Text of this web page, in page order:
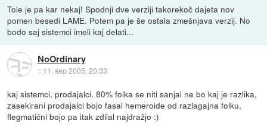
Tole je pa kar nekaj! Spodnji dve verziji takorekoč dajeta nov
pomen besedi LAME. Potem pa je še ostala zmešnjava verzij. No
bodo saj sistemci imeli kaj delati...
NoOrdinary
:: 11. sep 2005, 20:33
kaj sistemci, prodajalci. 80% folka se niti sanjal ne bo kaj je razlika,
zasekirani prodajalci bojo fasal hemeroide od razlagajna folku,
flegmatični bojo pa itak zdilal najdražjo :)